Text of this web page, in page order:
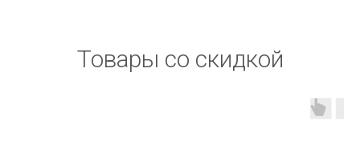
Товары со скидкой